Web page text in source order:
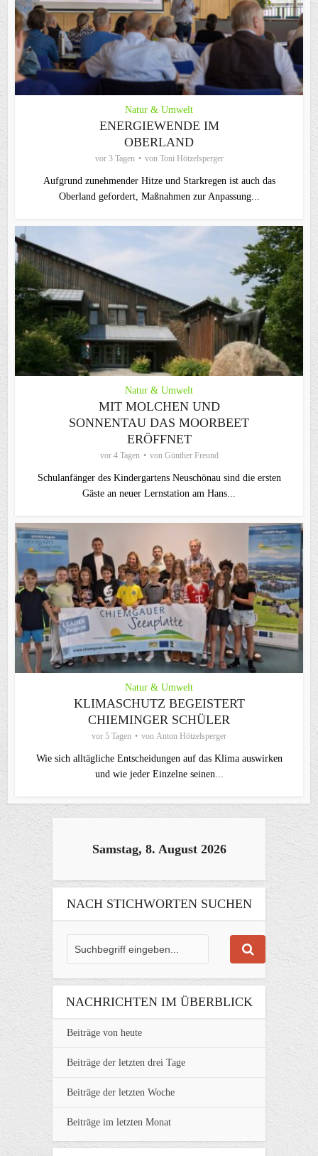
Natur & Umwelt
ENERGIEWENDE IM
OBERLAND
vor 3 Tagen von Toni Hötzelsperger
Aufgrund zunehmender Hitze und Starkregen ist auch das
Oberland gefordert, Maßnahmen zur Anpassung...
Natur & Umwelt
MIT MOLCHEN UND
SONNENTAU DAS MOORBEET
ERÖFFNET
vor 4 Tagen von Günther Freund
Schulanfänger des Kindergartens Neuschönau sind die ersten
Gäste an neuer Lernstation am Hans...
Natur & Umwelt
KLIMASCHUTZ BEGEISTERT
CHIEMINGER SCHÜLER
vor 5 Tagen von Anton Hötzelsperger
Wie sich alltägliche Entscheidungen auf das Klima auswirken
und wie jeder Einzelne seinen...
Samstag, 8. August 2026
NACH STICHWORTEN SUCHEN
NACHRICHTEN IM ÜBERBLICK
Beiträge von heute
Beiträge der letzten drei Tage
Beiträge der letzten Woche
Beiträge im letzten Monat